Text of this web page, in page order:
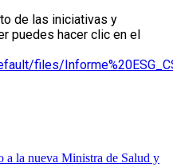
de las iniciativas y
puedes hacer clic en el
files/
a la nueva Ministra de Salud y